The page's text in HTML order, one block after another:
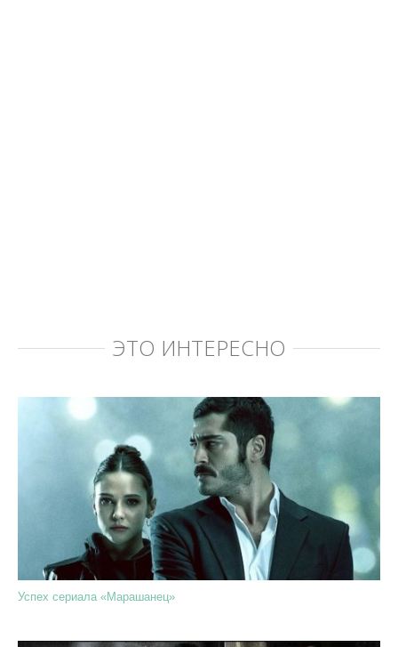
ЭТО ИНТЕРЕСНО
Успех сериала «Марашанец»